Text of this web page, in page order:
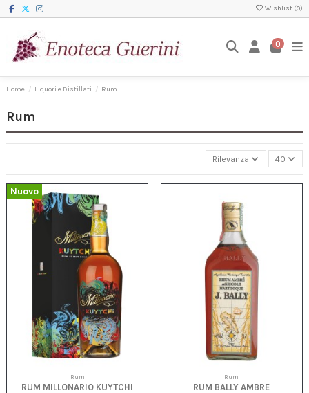
Wishlist (0)
0
Home Liquori e Distillati Rum
Rum
Rilevanza 40
Nuovo
Rum
RUM MILLONARIO KUYTCHI
Rum
RUM BALLY AMBRE